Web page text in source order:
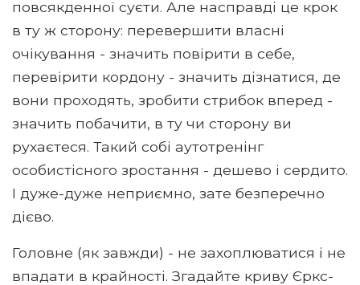
повсякденної суєти. Але насправді це крок
в ту ж сторону: перевершити власні
очікування - значить повірити в себе,
перевірити кордону - значить дізнатися, де
вони проходять, зробити стрибок вперед -
значить побачити, в ту чи сторону ви
рухаєтеся. Такий собі аутотренінг
особистісного зростання - дешево і сердито.
І дуже-дуже неприємно, зате безперечно
дієво.
Головне (як завжди) - не захоплюватися і не
впадати в крайності. Згадайте криву Єркс-